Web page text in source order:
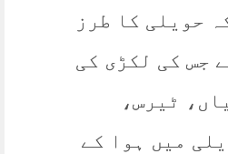
حویلی کا طرز
جس کی لکڑی کی
ٹیرس،
میں ہوا کے